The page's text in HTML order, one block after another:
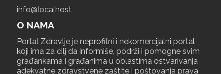
info@localhost
O NAMA
Portal Zdravlje je neprofitni i nekomercijalni portal
koji ima za cilj da informiše, podrži i pomogne svim
građankama i građanima u oblastima ostvarivanja
adekvatne zdravstvene zaštite i poštovanja prava